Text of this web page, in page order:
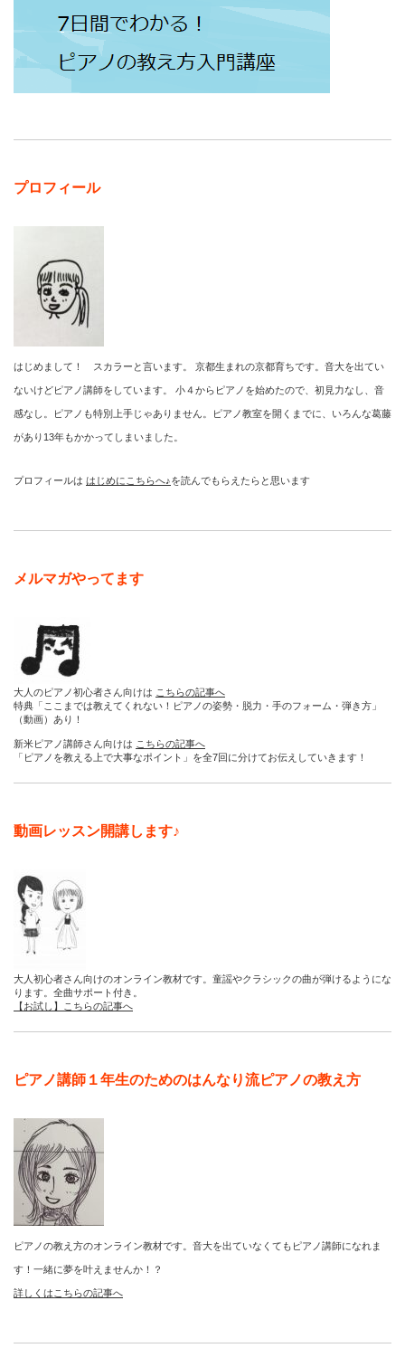
プロフィール
はじめまして！ スカラーと言います。 京都生まれの京都育ちです。音大を出てい
ないけどピアノ講師をしています。 小４からピアノを始めたので、初見力なし、音
感なし。ピアノも特別上手じゃありません。ピアノ教室を開くまでに、いろんな葛藤
があり13年もかかってしまいました。
プロフィールは はじめにこちらへ♪を読んでもらえたらと思います
メルマガやってます
大人のピアノ初心者さん向けは こちらの記事へ
特典「ここまでは教えてくれない！ピアノの姿勢・脱力・手のフォーム・弾き方」
（動画）あり！
新米ピアノ講師さん向けは こちらの記事へ
「ピアノを教える上で大事なポイント」を全7回に分けてお伝えしていきます！
動画レッスン開講します♪
大人初心者さん向けのオンライン教材です。童謡やクラシックの曲が弾けるようにな
ります。全曲サポート付き。
【お試し】こちらの記事へ
ピアノ講師１年生のためのはんなり流ピアノの教え方
ピアノの教え方のオンライン教材です。音大を出ていなくてもピアノ講師になれま
す！一緒に夢を叶えませんか！？
詳しくはこちらの記事へ